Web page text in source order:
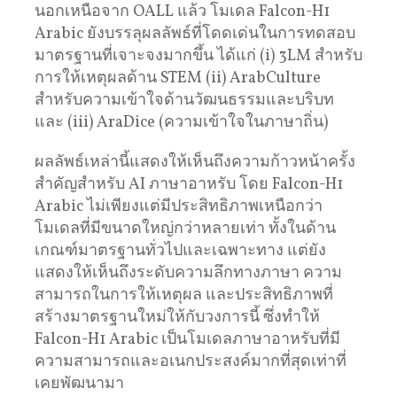
นอกเหนือจาก OALL แล้ว โมเดล Falcon-H1
Arabic ยังบรรลุผลลัพธ์ที่โดดเด่นในการทดสอบ
มาตรฐานที่เจาะจงมากขึ้น ได้แก่ (i) 3LM สำหรับ
การให้เหตุผลด้าน STEM (ii) ArabCulture
สำหรับความเข้าใจด้านวัฒนธรรมและบริบท
และ (iii) AraDice (ความเข้าใจในภาษาถิ่น)
ผลลัพธ์เหล่านี้แสดงให้เห็นถึงความก้าวหน้าครั้ง
สำคัญสำหรับ AI ภาษาอาหรับ โดย Falcon-H1
Arabic ไม่เพียงแต่มีประสิทธิภาพเหนือกว่า
โมเดลที่มีขนาดใหญ่กว่าหลายเท่า ทั้งในด้าน
เกณฑ์มาตรฐานทั่วไปและเฉพาะทาง แต่ยัง
แสดงให้เห็นถึงระดับความลึกทางภาษา ความ
สามารถในการให้เหตุผล และประสิทธิภาพที่
สร้างมาตรฐานใหม่ให้กับวงการนี้ ซึ่งทำให้
Falcon-H1 Arabic เป็นโมเดลภาษาอาหรับที่มี
ความสามารถและอเนกประสงค์มากที่สุดเท่าที่
เคยพัฒนามา